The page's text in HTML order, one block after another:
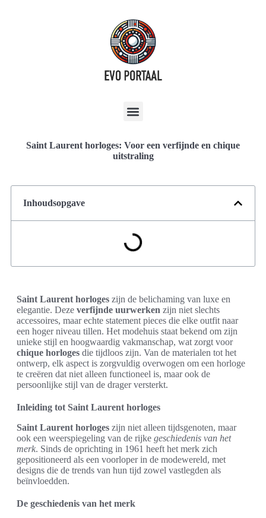
Saint Laurent horloges: Voor een verfijnde en chique
uitstraling
Inhoudsopgave
Saint Laurent horloges zijn de belichaming van luxe en
elegantie. Deze verfijnde uurwerken zijn niet slechts
accessoires, maar echte statement pieces die elke outfit naar
een hoger niveau tillen. Het modehuis staat bekend om zijn
unieke stijl en hoogwaardig vakmanschap, wat zorgt voor
chique horloges die tijdloos zijn. Van de materialen tot het
ontwerp, elk aspect is zorgvuldig overwogen om een horloge
te creëren dat niet alleen functioneel is, maar ook de
persoonlijke stijl van de drager versterkt.
Inleiding tot Saint Laurent horloges
Saint Laurent horloges zijn niet alleen tijdsgenoten, maar
ook een weerspiegeling van de rijke geschiedenis van het
merk. Sinds de oprichting in 1961 heeft het merk zich
gepositioneerd als een voorloper in de modewereld, met
designs die de trends van hun tijd zowel vastlegden als
beïnvloedden.
De geschiedenis van het merk